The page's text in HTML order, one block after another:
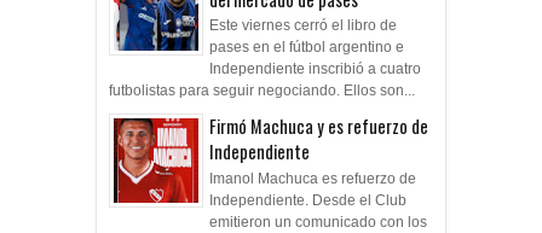
Este viernes cerró el libro de
pases en el fútbol argentino e
Independiente inscribió a cuatro
futbolistas para seguir negociando. Ellos son...
Firmó Machuca y es refuerzo de
Independiente
Imanol Machuca es refuerzo de
Independiente. Desde el Club
emitieron un comunicado con los